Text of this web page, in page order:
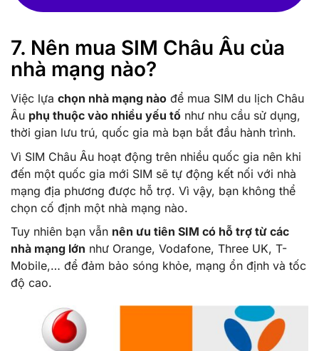
7. Nên mua SIM Châu Âu của
nhà mạng nào?
Việc lựa chọn nhà mạng nào để mua SIM du lịch Châu
Âu phụ thuộc vào nhiều yếu tố như nhu cầu sử dụng,
thời gian lưu trú, quốc gia mà bạn bắt đầu hành trình.
Vì SIM Châu Âu hoạt động trên nhiều quốc gia nên khi
đến một quốc gia mới SIM sẽ tự động kết nối với nhà
mạng địa phương được hỗ trợ. Vì vậy, bạn không thể
chọn cố định một nhà mạng nào.
Tuy nhiên bạn vẫn nên ưu tiên SIM có hỗ trợ từ các
nhà mạng lớn như Orange, Vodafone, Three UK, T-
Mobile,… để đảm bảo sóng khỏe, mạng ổn định và tốc
độ cao.